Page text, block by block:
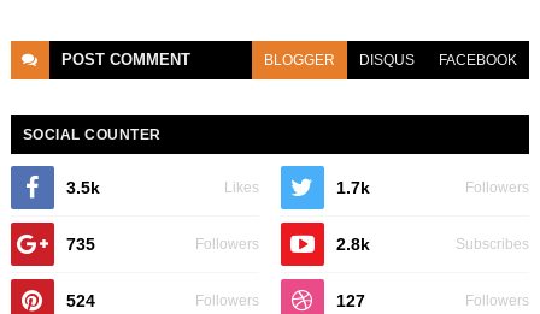
POST COMMENT BLOGGER DISQUS FACEBOOK
SOCIAL COUNTER
3.5k Likes 1.7k Followers
735 Followers 2.8k Subscribes
524 Followers 127 Followers